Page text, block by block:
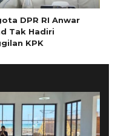
DPR RI Anwar
Tak Hadiri
KPK